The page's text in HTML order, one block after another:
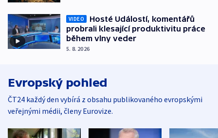
VIDEO
Hosté Událostí, komentářů
probrali klesající produktivitu práce
během vlny veder
5. 8. 2026
Evropský pohled
ČT24 každý den vybírá z obsahu publikovaného evropskými
veřejnými médii, členy Eurovize.